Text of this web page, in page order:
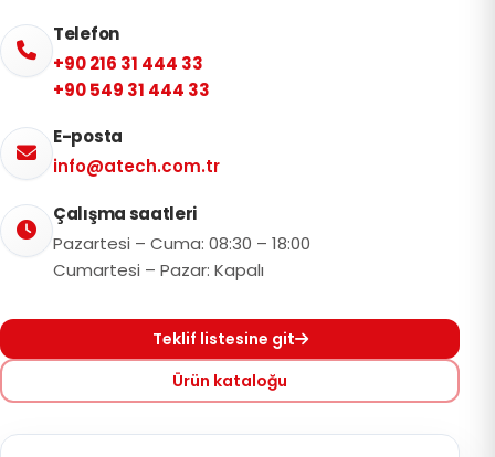
Telefon
+90 216 31 444 33
+90 549 31 444 33
E-posta
info@atech.com.tr
Çalışma saatleri
Pazartesi – Cuma: 08:30 – 18:00
Cumartesi – Pazar: Kapalı
Teklif listesine git
Ürün kataloğu